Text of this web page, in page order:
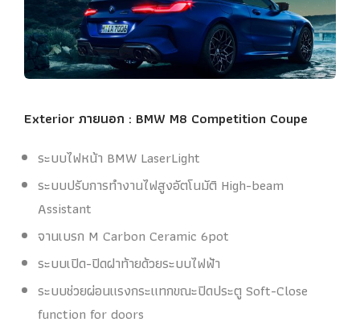
Exterior ภายนอก : BMW M8 Competition Coupe
ระบบไฟหน้า BMW LaserLight
ระบบปรับการทำงานไฟสูงอัตโนมัติ High-beam
Assistant
จานเบรก M Carbon Ceramic 6pot
ระบบเปิด-ปิดฝาท้ายด้วยระบบไฟฟ้า
ระบบช่วยผ่อนแรงกระแทกขณะปิดประตู Soft-Close
function for doors